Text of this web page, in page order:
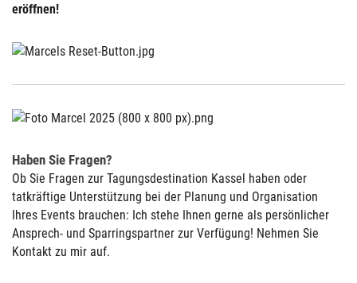
eröffnen!
Haben Sie Fragen?
Ob Sie Fragen zur Tagungsdestination Kassel haben oder
tatkräftige Unterstützung bei der Planung und Organisation
Ihres Events brauchen: Ich stehe Ihnen gerne als persönlicher
Ansprech- und Sparringspartner zur Verfügung! Nehmen Sie
Kontakt zu mir auf.